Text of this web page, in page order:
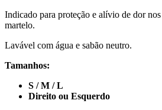
Indicado para proteção e alívio de dor
martelo.
Lavável com água e sabão neutro.
Tamanhos:
S / M / L
Direito ou Esquerdo